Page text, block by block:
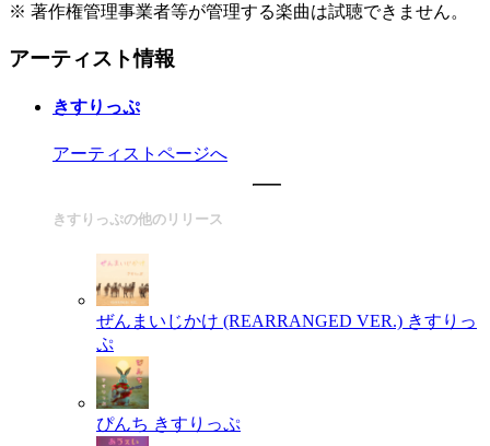
※ 著作権管理事業者等が管理する楽曲は試聴できません。
アーティスト情報
きすりっぷ
アーティストページへ
きすりっぷの他のリリース
ぜんまいじかけ (REARRANGED VER.) きすりっ
ぷ
ぴんち きすりっぷ